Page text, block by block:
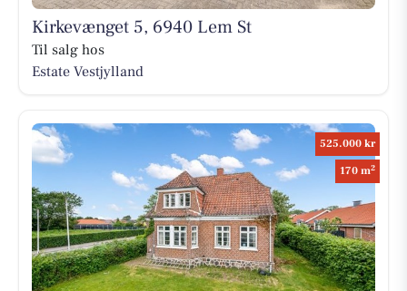
Kirkevænget 5, 6940 Lem St
Til salg hos
Estate Vestjylland
525.000 kr
170 m2